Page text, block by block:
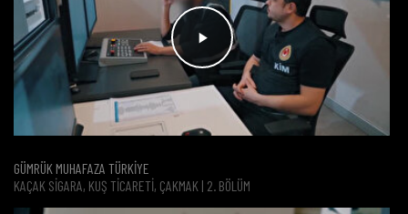
GÜMRÜK MUHAFAZA TÜRKİYE
KAÇAK SIGARA, KUŞ TICARETI, ÇAKMAK | 2. BÖLÜM